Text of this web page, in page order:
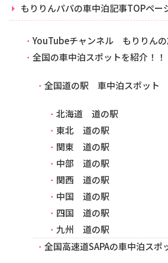
もりりんパパの車中泊記事TOPペー
YouTubeチャンネル もりりんの
全国の車中泊スポットを紹介！！
全国道の駅 車中泊スポット
北海道 道の駅
東北 道の駅
関東 道の駅
中部 道の駅
関西 道の駅
中国 道の駅
四国 道の駅
九州 道の駅
全国高速道SAPAの車中泊スポ